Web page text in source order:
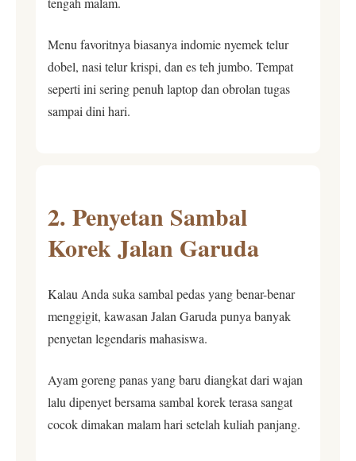
Menu favoritnya biasanya indomie nyemek telur
dobel, nasi telur krispi, dan es teh jumbo. Tempat
seperti ini sering penuh laptop dan obrolan tugas
sampai dini hari.
2. Penyetan Sambal
Korek Jalan Garuda
Kalau Anda suka sambal pedas yang benar-benar
menggigit, kawasan Jalan Garuda punya banyak
penyetan legendaris mahasiswa.
Ayam goreng panas yang baru diangkat dari wajan
lalu dipenyet bersama sambal korek terasa sangat
cocok dimakan malam hari setelah kuliah panjang.